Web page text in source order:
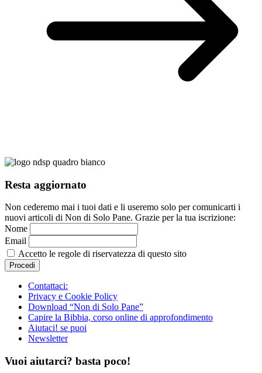
Resta aggiornato
Non cederemo mai i tuoi dati e li useremo solo per comunicarti i
nuovi articoli di Non di Solo Pane. Grazie per la tua iscrizione:
Nome
Email
Accetto le regole di riservatezza di questo sito
Contattaci:
Privacy e Cookie Policy
Download “Non di Solo Pane”
Capire la Bibbia, corso online di approfondimento
Aiutaci! se puoi
Newsletter
Vuoi aiutarci? basta poco!